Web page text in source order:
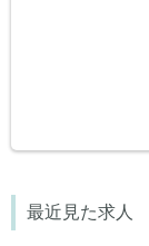
最近見た求人